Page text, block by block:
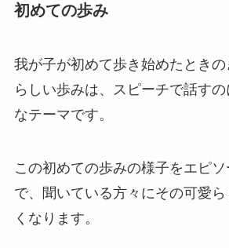
初めての歩み
我が子が初めて歩き始めたとき
らしい歩みは、スピーチで話す
なテーマです。
この初めての歩みの様子をエピ
で、聞いている方々にその可愛
くなります。